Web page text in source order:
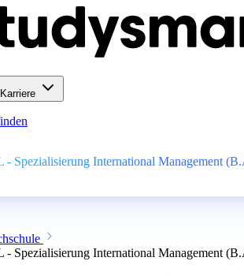
- Spezialisierung International Management
- Spezialisierung International Management